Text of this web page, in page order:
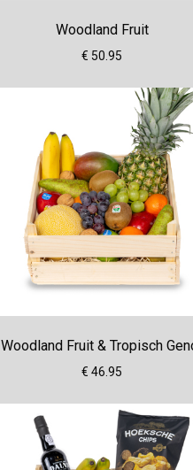
Woodland Fruit
€ 50.95
Woodland Fruit & Tropisch
€ 46.95